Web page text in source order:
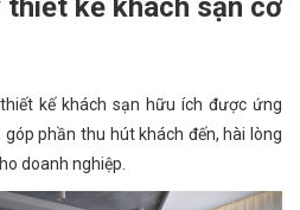
kế khách sạn hữu ích được ứng
phần thu hút khách đến, hài lòng
doanh nghiệp.